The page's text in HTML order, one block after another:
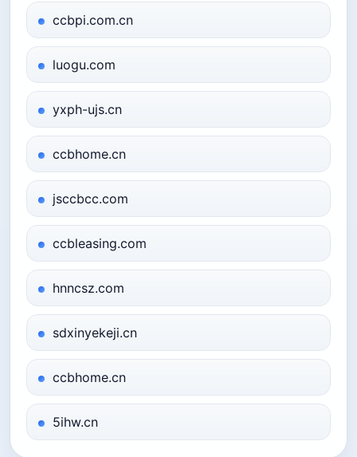
ccbpi.com.cn
luogu.com
yxph-ujs.cn
ccbhome.cn
jsccbcc.com
ccbleasing.com
hnncsz.com
sdxinyekeji.cn
ccbhome.cn
5ihw.cn